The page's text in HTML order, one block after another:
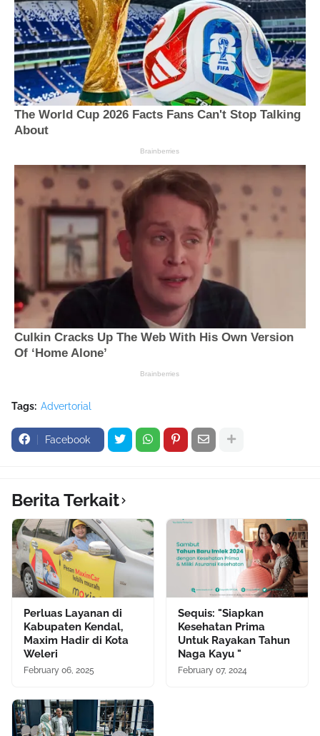
Tags: Advertorial
Facebook
Berita Terkait
Perluas Layanan di
Kabupaten Kendal,
Maxim Hadir di Kota
Weleri
February 06, 2025
Sequis: "Siapkan
Kesehatan Prima
Untuk Rayakan Tahun
Naga Kayu "
February 07, 2024